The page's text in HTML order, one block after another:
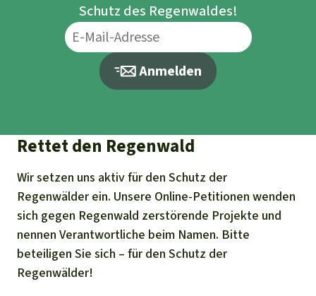
Schutz des Regenwaldes!
Anmelden
Rettet den Regenwald
Wir setzen uns aktiv für den Schutz der
Regenwälder ein. Unsere Online-Petitionen wenden
sich gegen Regenwald zerstörende Projekte und
nennen Verantwortliche beim Namen. Bitte
beteiligen Sie sich – für den Schutz der
Regenwälder!